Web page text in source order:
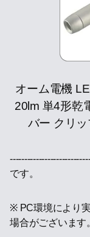
オーム電機
20lm 単4形乾
バー クリ
です。
※ PC環境により
場合がございます